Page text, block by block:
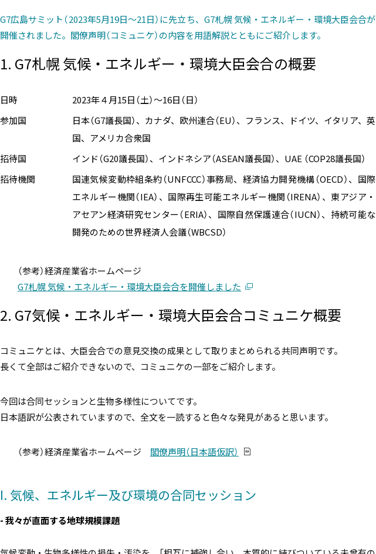
G7広島サミット（2023年5月19日～21日）に先立ち、G7札幌 気候・エネルギー・環境大臣会合が
開催されました。閣僚声明（コミュニケ）の内容を用語解説とともにご紹介します。
1. G7札幌 気候・エネルギー・環境大臣会合の概要
日時
2023年４月15日（土）～16日（日）
参加国
日本（G7議長国）、カナダ、欧州連合（EU）、フランス、ドイツ、イタリア、英
国、アメリカ合衆国
招待国
インド（G20議長国）、インドネシア（ASEAN議長国）、UAE （COP28議長国）
招待機関
国連気候変動枠組条約（UNFCCC）事務局、経済協力開発機構（OECD）、国際
エネルギー機関（IEA）、国際再生可能エネルギー機関（IRENA）、東アジア・
アセアン経済研究センター（ERIA）、国際自然保護連合（IUCN）、持続可能な
開発のための世界経済人会議（WBCSD）
（参考）経済産業省ホームページ
G7札幌 気候・エネルギー・環境大臣会合を開催しました
2. G7気候・エネルギー・環境大臣会合コミュニケ概要
コミュニケとは、大臣会合での意見交換の成果として取りまとめられる共同声明です。
長くて全部はご紹介できないので、コミュニケの一部をご紹介します。
今回は合同セッションと生物多様性についてです。
日本語訳が公表されていますので、全文を一読すると色々な発見があると思います。
（参考）経済産業省ホームページ 閣僚声明（日本語仮訳）
I. 気候、エネルギー及び環境の合同セッション
- 我々が直面する地球規模課題